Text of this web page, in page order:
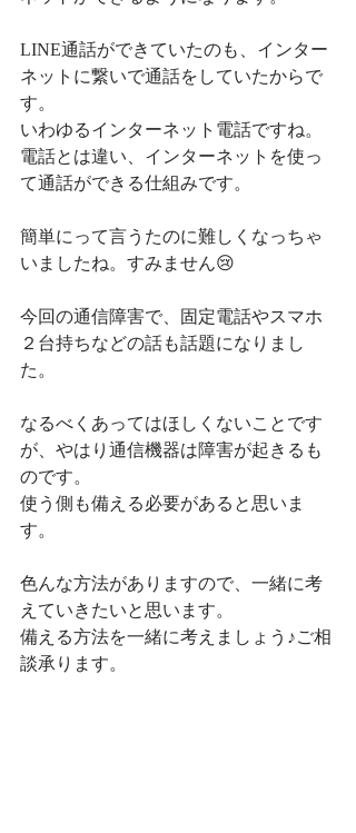
LINE通話ができていたのも、インター
ネットに繋いで通話をしていたからで
す。
いわゆるインターネット電話ですね。
電話とは違い、インターネットを使っ
て通話ができる仕組みです。
簡単にって言うたのに難しくなっちゃ
いましたね。すみません😢
今回の通信障害で、固定電話やスマホ
２台持ちなどの話も話題になりまし
た。
なるべくあってはほしくないことです
が、やはり通信機器は障害が起きるも
のです。
使う側も備える必要があると思いま
す。
色んな方法がありますので、一緒に考
えていきたいと思います。
備える方法を一緒に考えましょう♪ご相
談承ります。